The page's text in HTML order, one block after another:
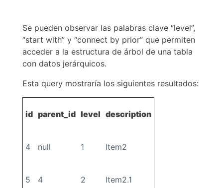
Se pueden observar las palabras clave “level”,
“start with” y “connect by prior” que permiten
acceder a la estructura de árbol de una tabla
con datos jerárquicos.
Esta query mostraría los siguientes resultados:
id parent_id level description
4 null 1 Item2
5 4 2 Item2.1